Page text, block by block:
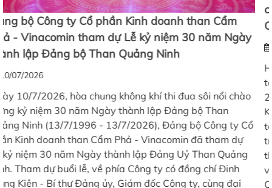
công tác ATVSLĐ và trao quà cho người lao động
Công ty CP Kinh doanh than Cẩm Phả – Vinacomin
16/05/2026
toàn, vệ sinh lao động năm 2026, thực hiện Kế hoạch số
218/KH-CĐTKV ngày 13/4/2026 của Công đoàn Than –
Khoáng sản Việt Nam, sáng ngày 15/5/2026, đoàn công
tác Công đoàn Than – Khoáng sản Việt Nam đã đến kiểm
tra công tác triển khai tại Công ty Cổ phần Kinh doanh
than Cẩm Phả - Vinacomin, đồng thời thăm hỏi, động viên
và trao quà cho cán bộ, công nhân lao động tiêu biểu của
Công ty.